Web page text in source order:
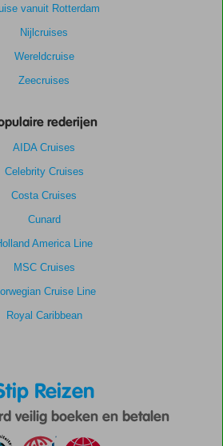
vanuit Rotterdam
Nijlcruises
Wereldcruise
Zeecruises
rederijen
AIDA Cruises
Celebrity Cruises
Costa Cruises
Cunard
America Line
MSC Cruises
Cruise Line
Royal Caribbean
Reizen
veilig boeken en betalen